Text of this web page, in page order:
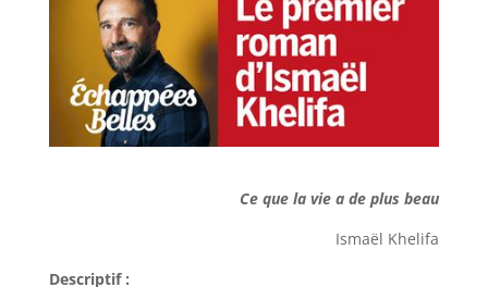
Ce que la vie a de plus beau
Ismaël Khelifa
Descriptif :